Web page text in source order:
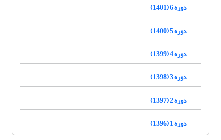
دوره 6 (1401)
دوره 5 (1400)
دوره 4 (1399)
دوره 3 (1398)
دوره 2 (1397)
دوره 1 (1396)